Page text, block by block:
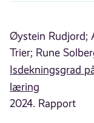
Øystein Rudjord;
Trier; Rune
Isdekningsgrad
læring
2024. Rapport